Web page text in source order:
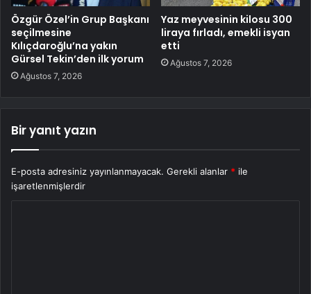
Özgür Özel’in Grup Başkanı
seçilmesine
Kılıçdaroğlu’na yakın
Gürsel Tekin’den ilk yorum
Ağustos 7, 2026
Yaz meyvesinin kilosu 300
liraya fırladı, emekli isyan
etti
Ağustos 7, 2026
Bir yanıt yazın
E-posta adresiniz yayınlanmayacak. Gerekli alanlar * ile
işaretlenmişlerdir